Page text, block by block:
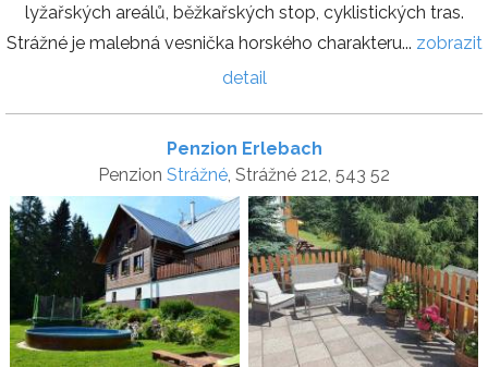
lyžařských areálů, běžkařských stop, cyklistických tras.
Strážné je malebná vesnička horského charakteru... zobrazit
detail
Penzion Erlebach
Penzion Strážné , Strážné 212, 543 52